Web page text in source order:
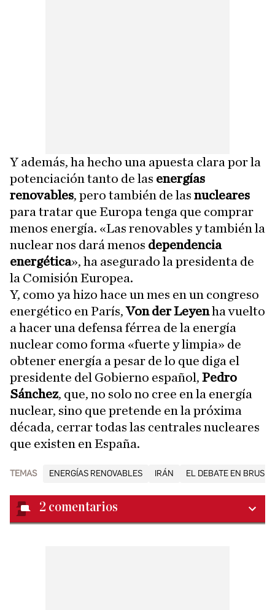
Y además, ha hecho una apuesta clara por la
potenciación tanto de las energías
renovables, pero también de las nucleares
para tratar que Europa tenga que comprar
menos energía. «Las renovables y también la
nuclear nos dará menos dependencia
energética», ha asegurado la presidenta de
la Comisión Europea.
Y, como ya hizo hace un mes en un congreso
energético en París,Von der Leyenha vuelto
a hacer una defensa férrea de la energía
nuclear como forma «fuerte y limpia» de
obtener energía a pesar de lo que diga el
presidente del Gobierno español, Pedro
Sánchez, que, no solo no cree en la energía
nuclear, sino que pretende en la próxima
década, cerrar todas las centrales nucleares
que existen en España.
TEMAS ENERGÍAS RENOVABLES IRÁN EL DEBATE EN
2 comentarios